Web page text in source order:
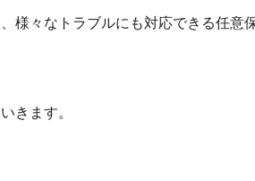
様々なトラブルにも対応できる任意
きます。